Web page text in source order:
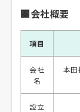
🏢会社概要
項目
会社
名
本
設立